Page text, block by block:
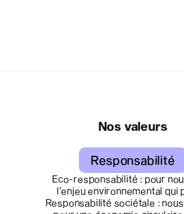
Nos valeurs
Responsabilité
Eco-responsabilité : pour
l’enjeu environnemental qui
Responsabilité sociétale :